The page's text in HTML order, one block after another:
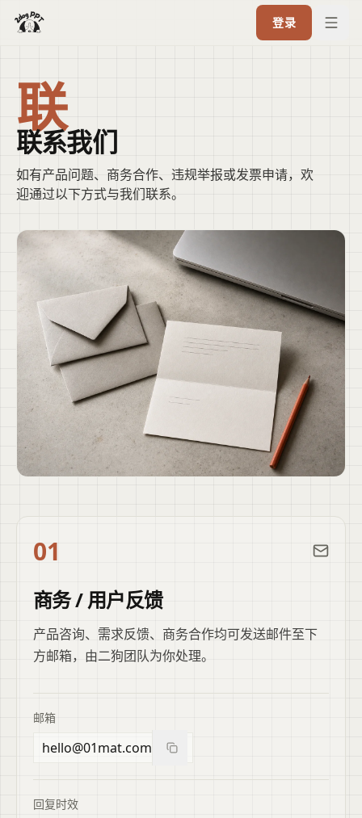
登录
联
联系我们
如有产品问题、商务合作、违规举报或发票申请，欢
迎通过以下方式与我们联系。
01
商务 / 用户反馈
产品咨询、需求反馈、商务合作均可发送邮件至下
方邮箱，由二狗团队为你处理。
邮箱
hello@01mat.com 复制邮箱
回复时效